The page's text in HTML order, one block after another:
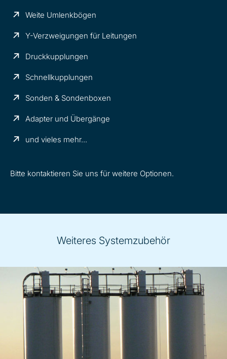
Weite Umlenkbögen
Y-Verzweigungen für Leitungen
Druckkupplungen
Schnellkupplungen
Sonden & Sondenboxen
Adapter und Übergänge
und vieles mehr...
Bitte kontaktieren Sie uns für weitere Optionen.
Weiteres Systemzubehör